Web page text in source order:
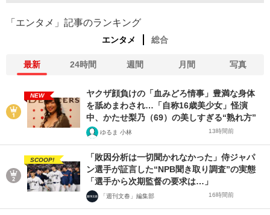
「エンタメ」記事のランキング
エンタメ 総合
最新 24時間 週間 月間 写真
NEW
ヤクザ顔負けの「血みどろ情事」豊満な身体
を舐めまわされ…「自称16歳美少女」怪演
中、かたせ梨乃（69）の美しすぎる“熟れ方”
ゆるま 小林 13時間前
SCOOP!
「敗因分析は一切聞かれなかった」侍ジャパ
ン選手が証言した“NPB聞き取り調査”の実態
「選手から次期監督の要求は…」
「週刊文春」編集部 16時間前